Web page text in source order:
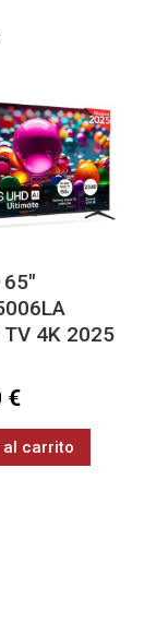
TV 4K 2025
€
al carrito